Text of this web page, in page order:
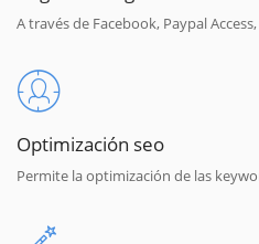
A través de Facebook, Paypal
Optimización seo
Permite la optimización de las